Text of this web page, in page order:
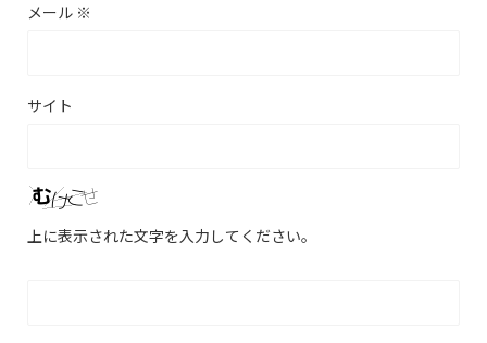
メール ※
サイト
上に表示された文字を入力してください。